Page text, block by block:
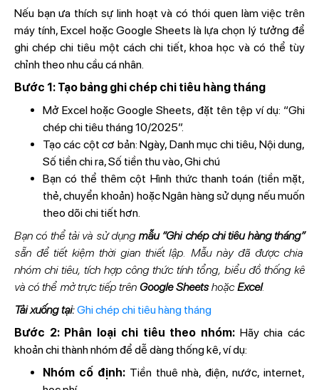
Nếu bạn ưa thích sự linh hoạt và có thói quen làm việc trên
máy tính, Excel hoặc Google Sheets là lựa chọn lý tưởng để
ghi chép chi tiêu một cách chi tiết, khoa học và có thể tùy
chỉnh theo nhu cầu cá nhân.
Bước 1: Tạo bảng ghi chép chi tiêu hàng tháng
Mở Excel hoặc Google Sheets, đặt tên tệp ví dụ: “Ghi
chép chi tiêu tháng 10/2025”.
Tạo các cột cơ bản: Ngày, Danh mục chi tiêu, Nội dung,
Số tiền chi ra, Số tiền thu vào, Ghi chú
Bạn có thể thêm cột Hình thức thanh toán (tiền mặt,
thẻ, chuyển khoản) hoặc Ngân hàng sử dụng nếu muốn
theo dõi chi tiết hơn.
Bạn có thể tải và sử dụngmẫu “Ghi chép chi tiêu hàng tháng”
sẵn để tiết kiệm thời gian thiết lập. Mẫu này đã được chia
nhóm chi tiêu, tích hợp công thức tính tổng, biểu đồ thống kê
và có thể mở trực tiếp trên Google SheetshoặcExcel.
Tải xuống tại:Ghi chép chi tiêu hàng tháng
Bước 2: Phân loại chi tiêu theo nhóm: Hãy chia các
khoản chi thành nhóm để dễ dàng thống kê, ví dụ:
Nhóm cố định:Tiền thuê nhà, điện, nước, internet,